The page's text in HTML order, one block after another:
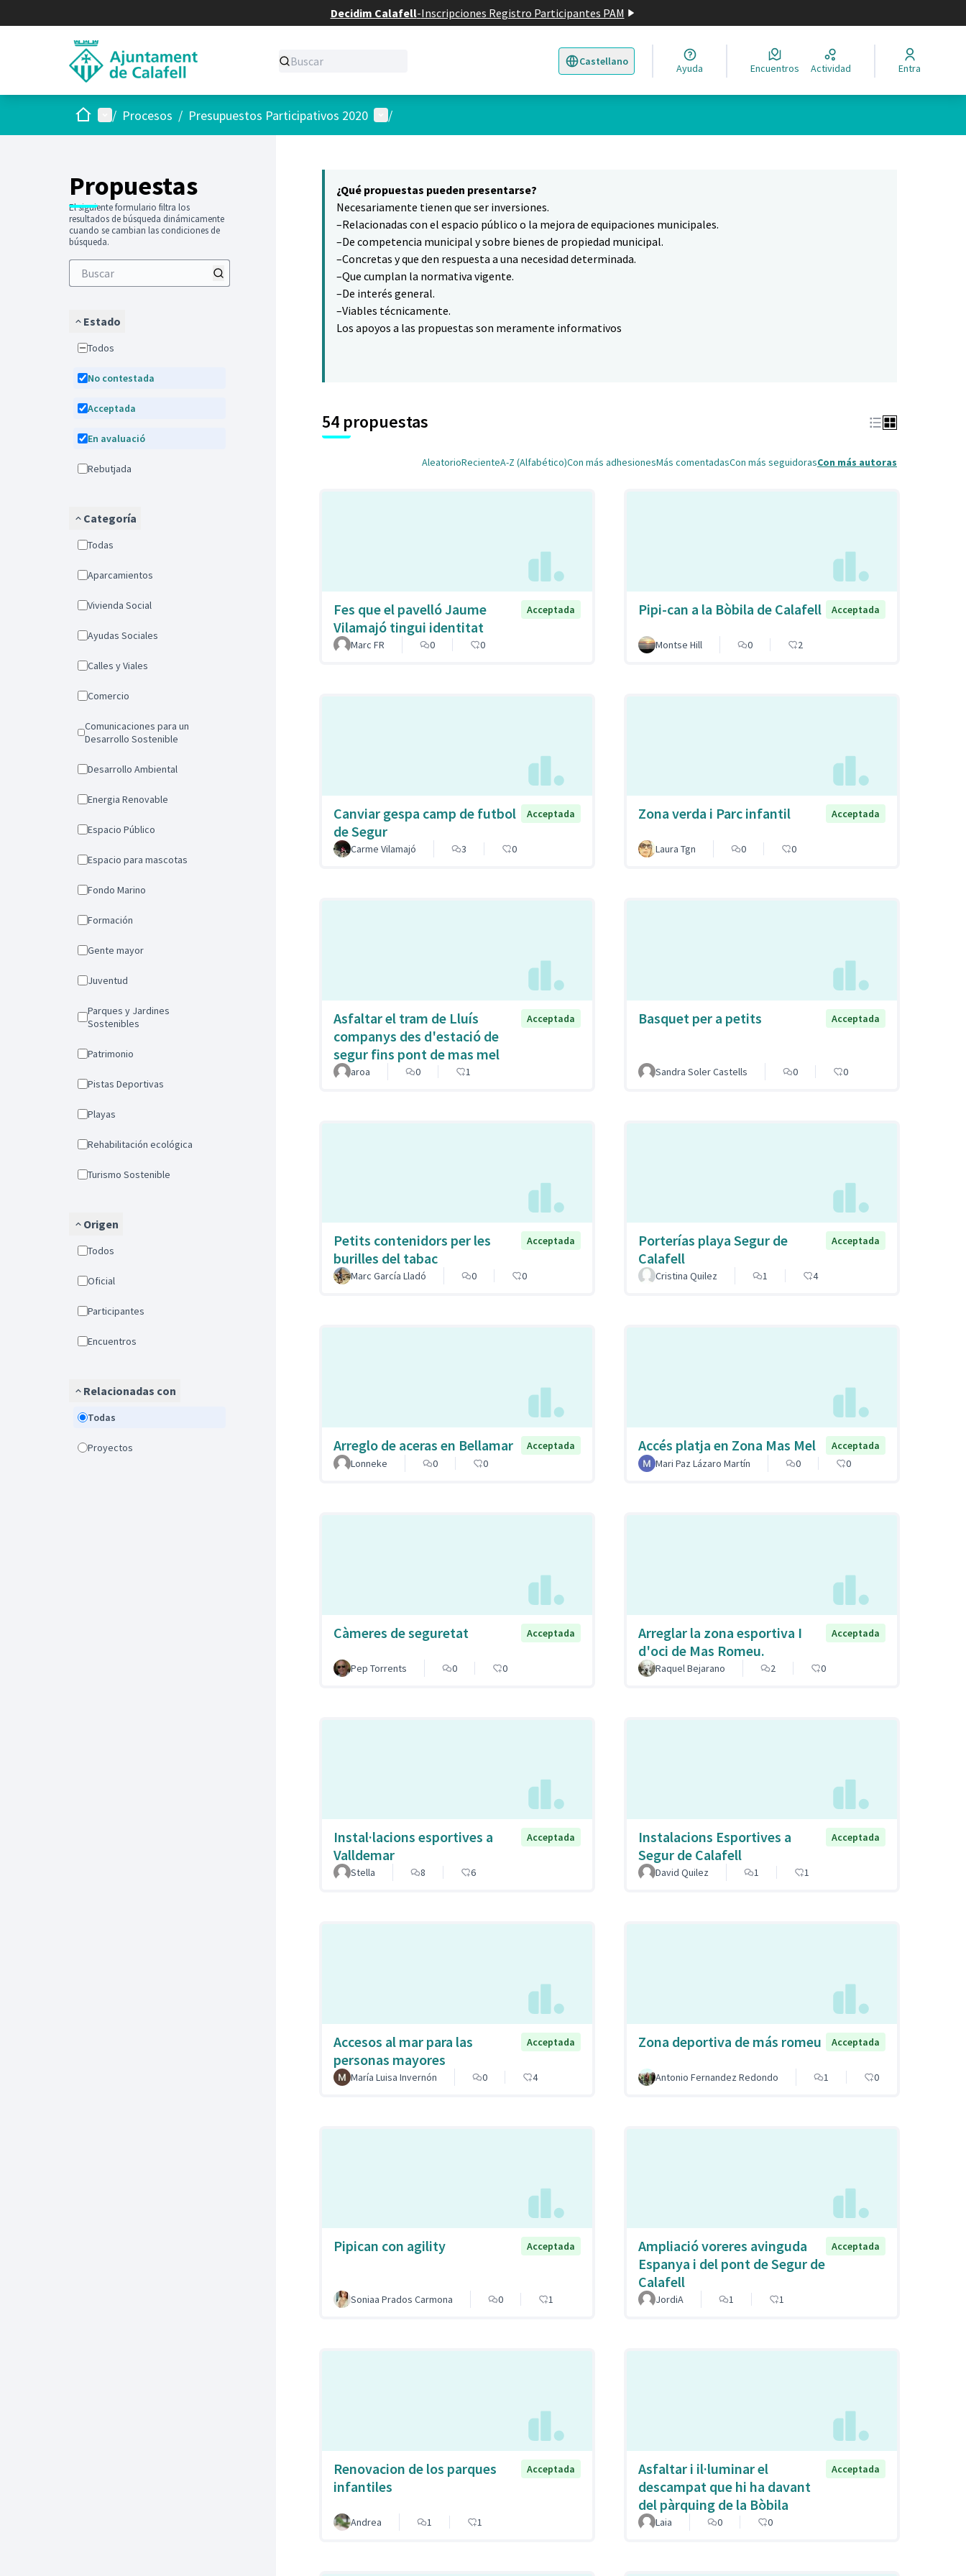
Decidim Calafell-Inscripciones Registro Participantes PAM
Castellano
Triar la llengua Elegir el idioma
Ayuda Encuentros Actividad Entra
InicioMenú principal
/ Procesos / Presupuestos Participativos 2020 Menú de usuario
/
Propuestas
El siguiente formulario filtra los
resultados de búsqueda dinámicamente
cuando se cambian las condiciones de
búsqueda.
Estado
Todos
No contestada
Acceptada
En avaluació
Rebutjada
Categoría
Todas
Aparcamientos
Vivienda Social
Ayudas Sociales
Calles y Viales
Comercio
Comunicaciones para un
Desarrollo Sostenible
Desarrollo Ambiental
Energia Renovable
Espacio Público
Espacio para mascotas
Fondo Marino
Formación
Gente mayor
Juventud
Parques y Jardines
Sostenibles
Patrimonio
Pistas Deportivas
Playas
Rehabilitación ecológica
Turismo Sostenible
Origen
Todos
Oficial
Participantes
Encuentros
Relacionadas con
Todas
Proyectos
5
¿Qué propuestas pueden presentarse?
Necesariamente tienen que ser inversiones.
–Relacionadas con el espacio público o la mejora de equipaciones municipales.
–De competencia municipal y sobre bienes de propiedad municipal.
–Concretas y que den respuesta a una necesidad determinada.
–Que cumplan la normativa vigente.
–De interés general.
–Viables técnicamente.
Los apoyos a las propuestas son meramente informativos
54 propuestas
AleatorioRecienteA-Z (Alfabético)Con más adhesionesMás comentadasCon más seguidorasCon más autoras
Fes que el pavelló Jaume
Vilamajó tingui identitat
Acceptada
Marc FR 0 0
Pipi-can a la Bòbila de Calafell Acceptada
Montse Hill 0 2
Canviar gespa camp de futbol
de Segur
Acceptada
Carme Vilamajó 3 0
Zona verda i Parc infantil Acceptada
Laura Tgn 0 0
Asfaltar el tram de Lluís
companys des d'estació de
segur fins pont de mas mel
Acceptada
aroa 0 1
Basquet per a petits Acceptada
Sandra Soler Castells 0 0
Petits contenidors per les
burilles del tabac
Acceptada
Marc García Lladó 0 0
Porterías playa Segur de
Calafell
Acceptada
Cristina Quilez 1 4
Arreglo de aceras en Bellamar
Acceptada
Lonneke
0 0
Accés platja en Zona Mas Mel
Acceptada
Mari Paz Lázaro Martín
0 0
Càmeres de seguretat Acceptada
Pep Torrents 0 0
Arreglar la zona esportiva I
d'oci de Mas Romeu.
Acceptada
Raquel Bejarano 2 0
Instal·lacions esportives a
Valldemar
Acceptada
Stella 8 6
Instalacions Esportives a
Segur de Calafell
Acceptada
David Quilez 1 1
Accesos al mar para las
personas mayores
Acceptada
María Luisa Invernón 0 4
Zona deportiva de más romeu Acceptada
Antonio Fernandez Redondo 1 0
Pipican con agility Acceptada
Soniaa Prados Carmona 0 1
Ampliació voreres avinguda
Espanya i del pont de Segur de
Calafell
Acceptada
JordiA 1 1
Renovacion de los parques
infantiles
Acceptada
Andrea 1 1
Asfaltar i il·luminar el
descampat que hi ha davant
del pàrquing de la Bòbila
Acceptada
Laia 0 0